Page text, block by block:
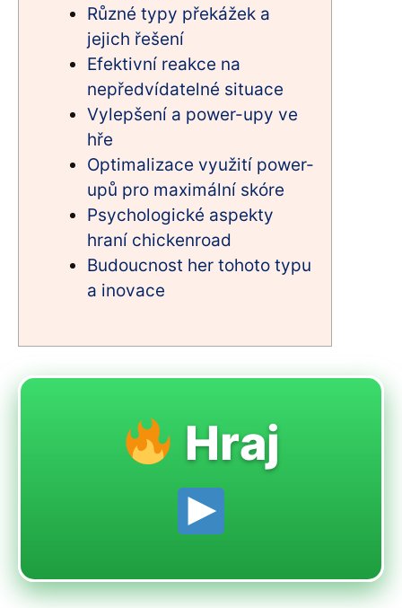
Různé typy překážek a
jejich řešení
Efektivní reakce na
nepředvídatelné situace
Vylepšení a power-upy ve
hře
Optimalizace využití power-
upů pro maximální skóre
Psychologické aspekty
hraní chickenroad
Budoucnost her tohoto typu
a inovace
Hraj